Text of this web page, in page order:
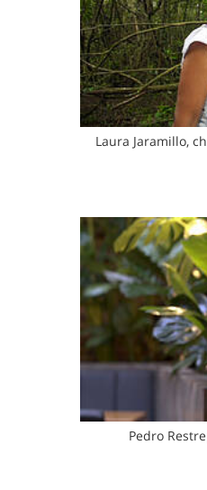
Laura Jaramillo,
Pedro